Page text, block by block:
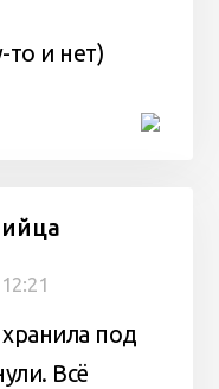
то и нет)
под
Всё